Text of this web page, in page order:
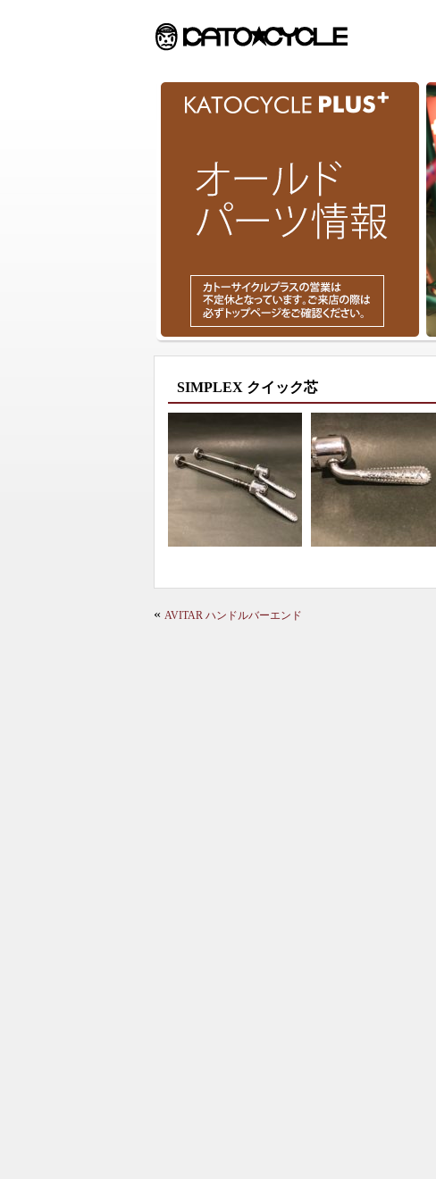
SIMPLEX クイック芯
« AVITAR ハンドルバーエンド